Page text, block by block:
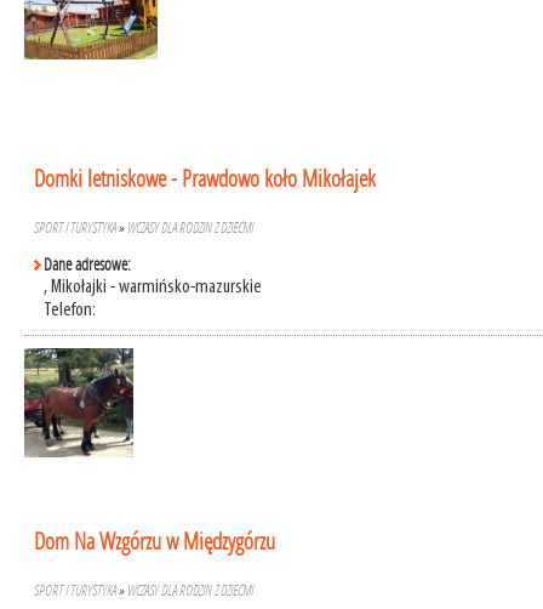
Domki letniskowe - Prawdowo koło Mikołajek
SPORT I TURYSTYKA» WCZASY DLA RODZIN Z DZIEĆMI
Dane adresowe:
, Mikołajki - warmińsko-mazurskie
Telefon:
Dom Na Wzgórzu w Międzygórzu
SPORT I TURYSTYKA» WCZASY DLA RODZIN Z DZIEĆMI